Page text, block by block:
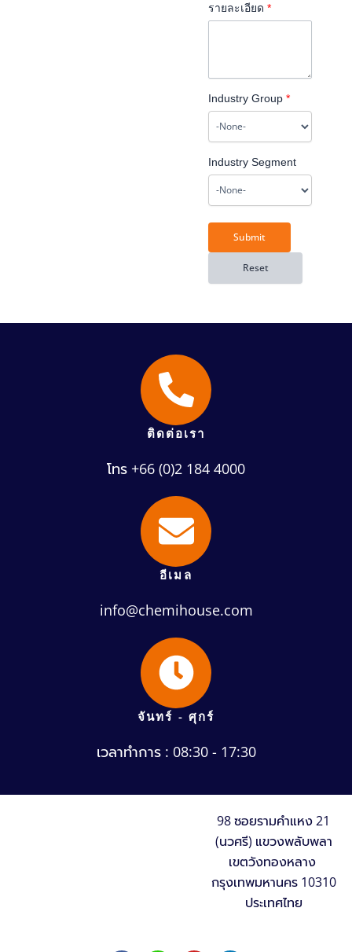
รายละเอียด *
Industry Group *
Industry Segment
ติดต่อเรา
โทร +66 (0)2 184 4000
อีเมล
info@chemihouse.com
จันทร์ - ศุกร์
เวลาทำการ : 08:30 - 17:30
98 ซอยรามคำแหง 21
(นวศรี) แขวงพลับพลา
เขตวังทองหลาง
กรุงเทพมหานคร 10310
ประเทศไทย